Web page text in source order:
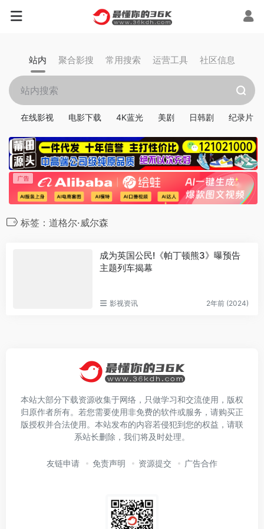
站内 聚合影搜 常用搜索 运营工具 社区信息
在线影视 电影下载 4K蓝光 美剧 日韩剧 纪录片
标签：道格尔·威尔森
成为英国公民!《帕丁顿熊3》曝预告
主题列车揭幕
影视资讯 2年前 (2024)
本站大部分下载资源收集于网络，只做学习和交流使用，版权
归原作者所有。若您需要使用非免费的软件或服务，请购买正
版授权并合法使用。本站发布的内容若侵犯到您的权益，请联
系站长删除，我们将及时处理。
友链申请 免责声明 资源提交 广告合作